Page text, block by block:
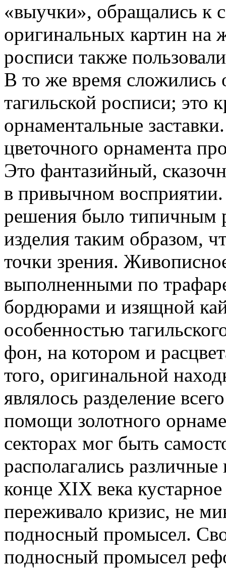
«выучки», обращались к
оригинальных картин на
росписи также
В то же время сложились
тагильской росписи; это
орнаментальные
цветочного орнамента
Это фантазийный,
в привычном
решения было типичным
изделия таким образом,
точки зрения.
выполненными по
бордюрами и изящной
особенностью
фон, на котором и
того, оригинальной
являлось разделение
помощи золотного
секторах мог быть
располагались
конце XIX века
переживало кризис, не
подносный промысел.
подносный промысел